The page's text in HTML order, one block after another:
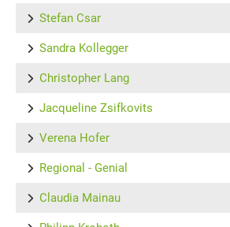
Stefan Csar
Sandra Kollegger
Christopher Lang
Jacqueline Zsifkovits
Verena Hofer
Regional - Genial
Claudia Mainau